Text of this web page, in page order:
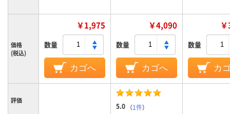
価格
(税込)
￥1,975
数量
カゴへ
￥4,090
数量
カゴへ
数量
カ
評価
5.0 （1件）